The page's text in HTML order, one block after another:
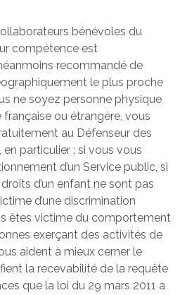
bénévoles du
compétence est
recommandé de
le plus proche
ne soyez personne physique
ou étrangère, vous
au Défenseur des
particulier : si vous vous
d’un Service public, si
d’un enfant ne sont pas
d’une discrimination
êtes victime du comportement
exerçant des activités de
aident à mieux cerner le
la recevabilité de la requête
que la loi du 29 mars 2011 a